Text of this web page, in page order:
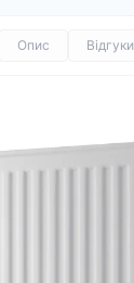
Опис Відгуки